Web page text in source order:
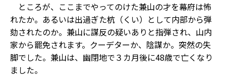
ところが、ここまでやってのけた兼山の才を幕府は怖
れたか。あるいは出過ぎた杭（くい）として内部から弾
劾されたのか。兼山に謀反の疑いありと指弾され、山内
家から罷免されます。クーデターか、陰謀か。突然の失
脚でした。兼山は、幽閉地で３カ月後に48歳で亡くなり
ました。